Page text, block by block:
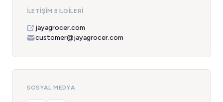
İLETIŞIM BILGILERI
jayagrocer.com
customer@jayagrocer.com
SOSYAL MEDYA